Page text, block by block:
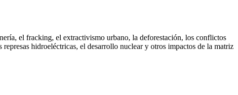
el fracking, el extractivismo urbano, la deforestación, los conflictos
hidroeléctricas, el desarrollo nuclear y otros impactos de la matriz